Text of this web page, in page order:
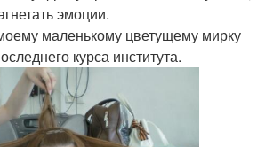
эмоции.
маленькому цветущему мирку
курса института.